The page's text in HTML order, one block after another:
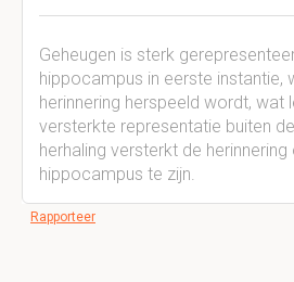
Geheugen is sterk
hippocampus in eerste instantie,
herinnering herspeeld wordt, wat
versterkte representatie buiten
herhaling versterkt de herinnering
hippocampus te zijn.
Rapporteer